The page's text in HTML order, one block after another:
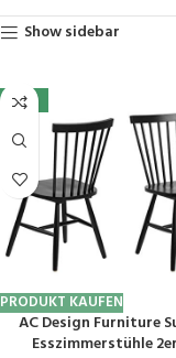
Show sidebar
-33%
PRODUKT KAUFEN
AC Design Furniture
Esszimmerstühle